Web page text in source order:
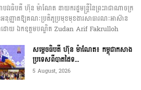
វរធិបតី ហ៊ុន ម៉ាណែត នាយករដ្ឋមន្ត្រីនៃព្រះរាជាណាចក្រ
អនុញ្ញាតឱ្យគណៈប្រតិភូប្រមុខមុខងារសាធារណៈអាស៊ាន
ោយ ឯកឧត្តមបណ្ឌិត Zudan Arif Fakrulloh
សម្ដេចធិបតី ហ៊ុន ម៉ាណែត៖ កម្ពុជាកសាង
ប្រទេសពីបាតដៃទ...
5 August, 2026